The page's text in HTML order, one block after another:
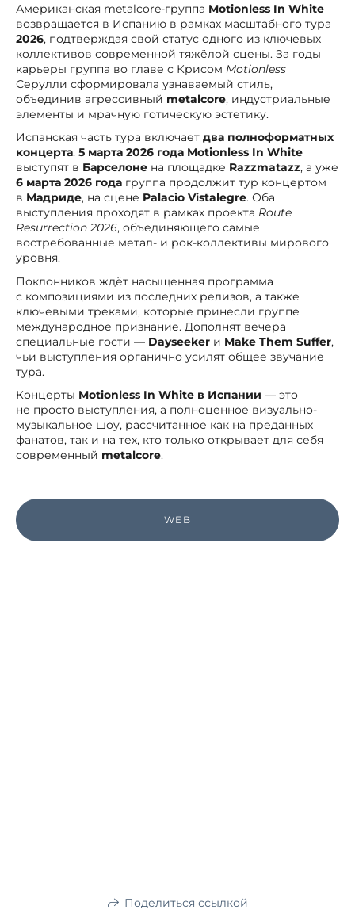
Американская metalcore-группа Motionless In White
возвращается в Испанию в рамках масштабного тура
2026, подтверждая свой статус одного из ключевых
коллективов современной тяжёлой сцены. За годы
карьеры группа во главе с Крисом Motionless
Серулли сформировала узнаваемый стиль,
объединив агрессивный metalcore, индустриальные
элементы и мрачную готическую эстетику.
Испанская часть тура включает два полноформатных
концерта. 5 марта 2026 года Motionless In White
выступят в Барселоне на площадке Razzmatazz, а уже
6 марта 2026 года группа продолжит тур концертом
в Мадриде, на сцене Palacio Vistalegre. Оба
выступления проходят в рамках проекта Route
Resurrection 2026, объединяющего самые
востребованные метал- и рок-коллективы мирового
уровня.
Поклонников ждёт насыщенная программа
с композициями из последних релизов, а также
ключевыми треками, которые принесли группе
международное признание. Дополнят вечера
специальные гости — Dayseeker и Make Them Suffer,
чьи выступления органично усилят общее звучание
тура.
Концерты Motionless In White в Испании — это
не просто выступления, а полноценное визуально-
музыкальное шоу, рассчитанное как на преданных
фанатов, так и на тех, кто только открывает для себя
современный metalcore.
WEB
Поделиться ссылкой